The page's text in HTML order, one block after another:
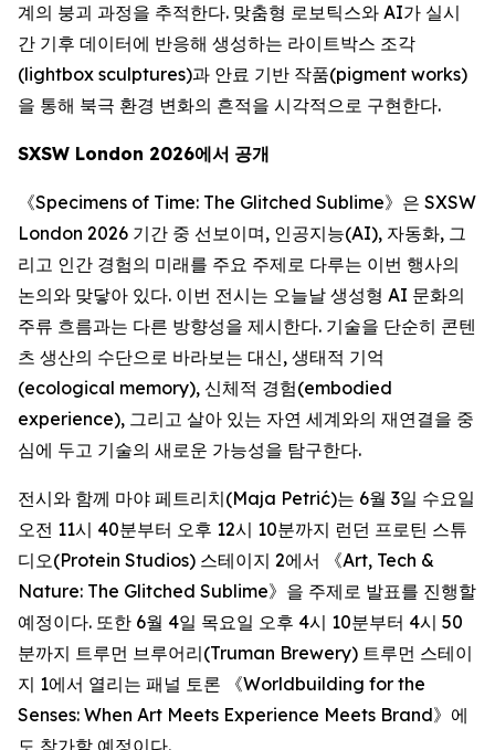
계의 붕괴 과정을 추적한다. 맞춤형 로보틱스와 AI가 실시
간 기후 데이터에 반응해 생성하는 라이트박스 조각
(lightbox sculptures)과 안료 기반 작품(pigment works)
을 통해 북극 환경 변화의 흔적을 시각적으로 구현한다.
SXSW London 2026에서 공개
《Specimens of Time: The Glitched Sublime》은 SXSW
London 2026 기간 중 선보이며, 인공지능(AI), 자동화, 그
리고 인간 경험의 미래를 주요 주제로 다루는 이번 행사의
논의와 맞닿아 있다. 이번 전시는 오늘날 생성형 AI 문화의
주류 흐름과는 다른 방향성을 제시한다. 기술을 단순히 콘텐
츠 생산의 수단으로 바라보는 대신, 생태적 기억
(ecological memory), 신체적 경험(embodied
experience), 그리고 살아 있는 자연 세계와의 재연결을 중
심에 두고 기술의 새로운 가능성을 탐구한다.
전시와 함께 마야 페트리치(Maja Petrić)는 6월 3일 수요일
오전 11시 40분부터 오후 12시 10분까지 런던 프로틴 스튜
디오(Protein Studios) 스테이지 2에서 《Art, Tech &
Nature: The Glitched Sublime》을 주제로 발표를 진행할
예정이다. 또한 6월 4일 목요일 오후 4시 10분부터 4시 50
분까지 트루먼 브루어리(Truman Brewery) 트루먼 스테이
지 1에서 열리는 패널 토론 《Worldbuilding for the
Senses: When Art Meets Experience Meets Brand》에
도 참가할 예정이다.